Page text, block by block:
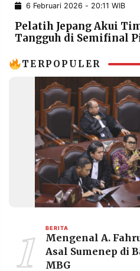
PENGADUAN TERM
OF
SERVICE
IKUTI
PRAMUDITA
6 Februari 2026 - 20:11 WIB
Pelatih Jepang Akui
Tangguh di Semifinal
TERPOPULER
1 BERITA
Mengenal A.
Asal Sumenep di
MBG